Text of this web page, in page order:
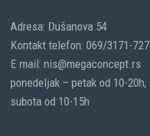
Adresa: Dušanova 54
Kontakt telefon: 069/3171-727
E mail: nis@megaconcept.rs
ponedeljak – petak od 10-20h,
subota od 10-15h